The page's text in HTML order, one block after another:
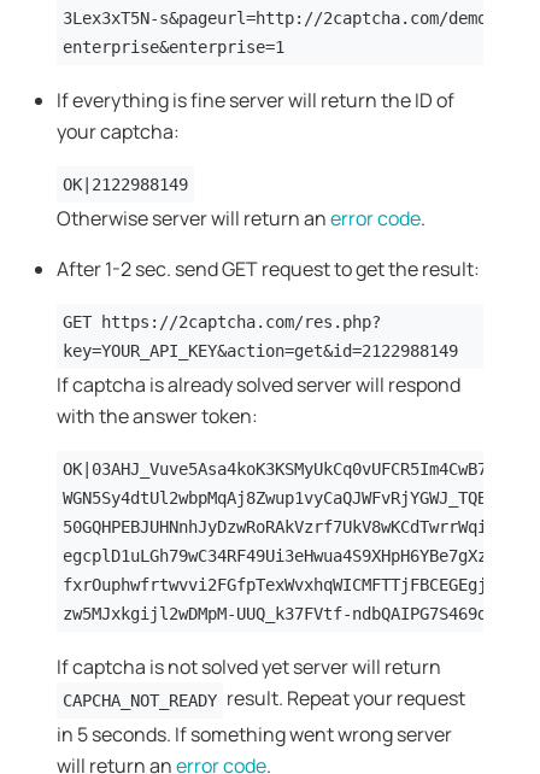
3Lex3xT5N-s&pageurl=http://2captcha.com/demo/
enterprise&enterprise=1
If everything is fine server will return the ID of
your captcha:
OK|2122988149
Otherwise server will return anerror code.
After 1-2 sec. send GET request to get the result:
GET https://2captcha.com/res.php?
key=YOUR_API_KEY&action=get&id=2122988149
If captcha is already solved server will respond
with the answer token:
zw5MJxkgijl2wDMpM-UUQ_k37FVtf-
If captcha is not solved yet server will return
CAPCHA_NOT_READY result. Repeat your request
in 5 seconds. If something went wrong server
will return anerror code.